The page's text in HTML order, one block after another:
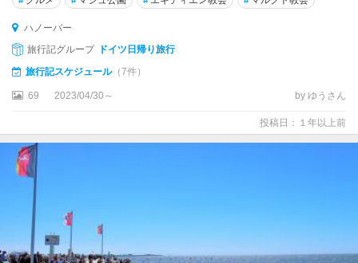
ル
ッ
サ
ウ
ア
ー
ヒ
ハノーバー
旅行記グループ
ドイツ日帰り旅行
旅行記スケジュール（7件）
69 2023/04/30～ by ゆうさん
投稿日：１年以上前